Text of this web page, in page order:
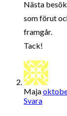
Nästa
som förut
framgår.
Tack!
Maja
Svara